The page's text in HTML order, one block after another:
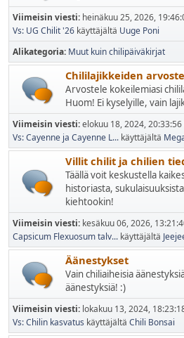
Viimeisin viesti: heinäkuu 25, 2026,
Vs: UG Chilit '26 käyttäjältä Uuge Poni
Alikategoria Muut kuin chilipäiväkirjat
Chililajikkeiden
Arvostele kokeilemiasi
Huom! Ei kyselyille, vain
Viimeisin viesti:elokuu 18, 2024, 20:33:56
Vs: Cayenne ja Cayenne L... käyttäjältä
Villit chilit ja chilien
Täällä voit keskustella
historiasta,
kiehtookin!
Viimeisin viesti: kesäkuu 06, 2026,
Capsicum Flexuosum talv... käyttäjältä
Äänestykset
Vain chiliaiheisia
äänestyksiä! :)
Viimeisin viesti: lokakuu 13, 2024,
Vs: Chilin kasvatus käyttäjältä Chili Bonsai